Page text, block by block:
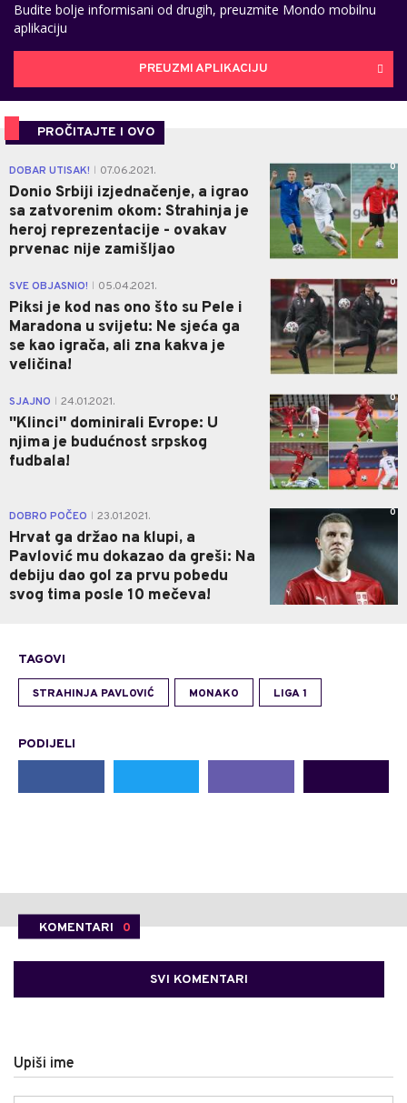
Budite bolje informisani od drugih, preuzmite Mondo mobilnu
aplikaciju
PREUZMI APLIKACIJU
PROČITAJTE I OVO
DOBAR UTISAK! 07.06.2021.
Donio Srbiji izjednačenje, a igrao
sa zatvorenim okom: Strahinja je
heroj reprezentacije - ovakav
prvenac nije zamišljao
0
SVE OBJASNIO! 05.04.2021.
Piksi je kod nas ono što su Pele i
Maradona u svijetu: Ne sjeća ga
se kao igrača, ali zna kakva je
veličina!
0
SJAJNO 24.01.2021.
''Klinci'' dominirali Evrope: U
njima je budućnost srpskog
fudbala!
0
DOBRO POČEO 23.01.2021.
Hrvat ga držao na klupi, a
Pavlović mu dokazao da greši: Na
debiju dao gol za prvu pobedu
svog tima posle 10 mečeva!
0
TAGOVI
STRAHINJA PAVLOVIĆ MONAKO LIGA 1
PODIJELI
KOMENTARI 0
SVI KOMENTARI
Upiši ime